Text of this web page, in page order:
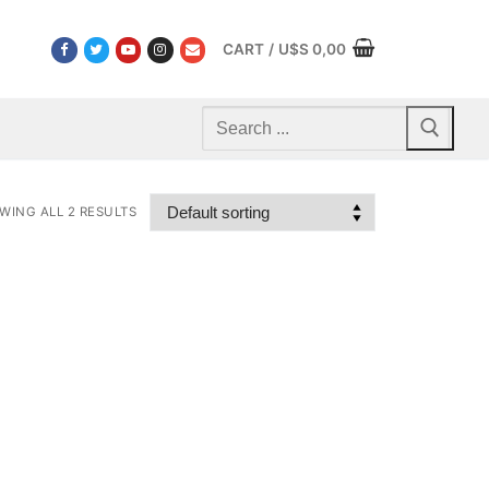
CART / U$S 0,00
Search
ALL 2 RESULTS